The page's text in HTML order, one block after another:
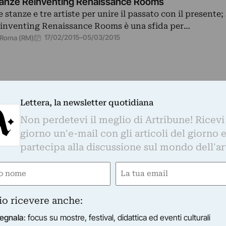
stanze e tre artiste per unire il passato con il presente;
Renaissance Rooms è una sfida per…
Roma (RM) 17/02/2015–05/03/2015
- MUSEO D'ARTE CONTEMPORANEA DI ROMA
- Linguaggi d’arte urbana
casuale normalità della città fa irruzione con il suo
l’artista, che utilizza il teatro urbano come
Roma (RM)
Lettera, la newsletter quotidiana
Non perdetevi il meglio di Artribune!
giorno un'e-mail con gli articoli del giorno
partecipa alla discussione sul mondo
Email
ricevere anche:
: focus su mostre, festival, didattica ed eventi culturali